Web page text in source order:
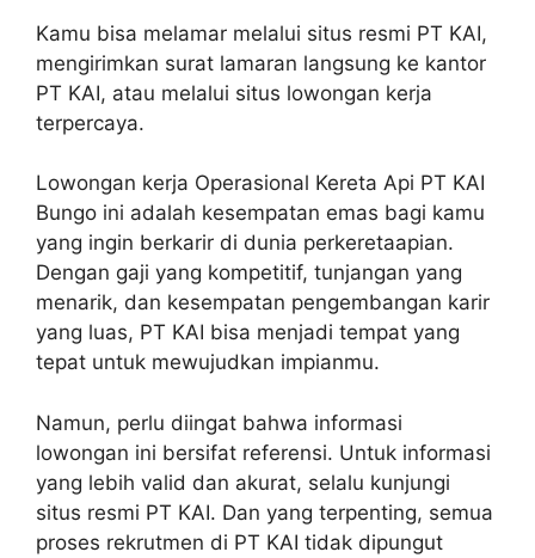
Kamu bisa melamar melalui situs resmi PT KAI,
mengirimkan surat lamaran langsung ke kantor
PT KAI, atau melalui situs lowongan kerja
terpercaya.
Lowongan kerja Operasional Kereta Api PT KAI
Bungo ini adalah kesempatan emas bagi kamu
yang ingin berkarir di dunia perkeretaapian.
Dengan gaji yang kompetitif, tunjangan yang
menarik, dan kesempatan pengembangan karir
yang luas, PT KAI bisa menjadi tempat yang
tepat untuk mewujudkan impianmu.
Namun, perlu diingat bahwa informasi
lowongan ini bersifat referensi. Untuk informasi
yang lebih valid dan akurat, selalu kunjungi
situs resmi PT KAI. Dan yang terpenting, semua
proses rekrutmen di PT KAI tidak dipungut